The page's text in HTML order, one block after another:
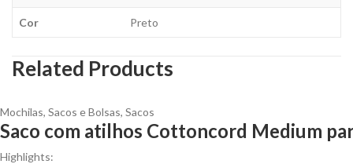
Cor Preto
Related Products
Mochilas, Sacos e Bolsas, Sacos
Saco com atilhos Cottoncord Medium
Highlights: